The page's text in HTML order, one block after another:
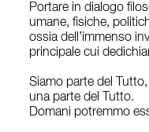
Portare in dialogo
umane, fisiche,
ossia dell’immenso
principale cui
Siamo parte del
una parte del Tutto.
Domani potremmo